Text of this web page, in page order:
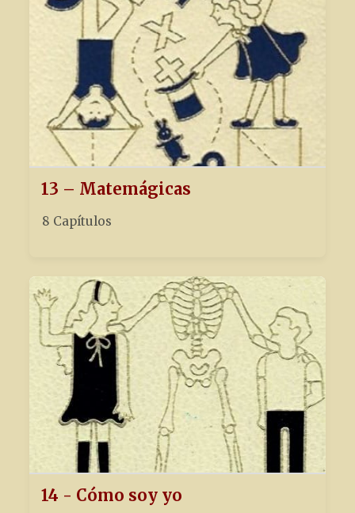
13 – Matemágicas
8 Capítulos
14 - Cómo soy yo